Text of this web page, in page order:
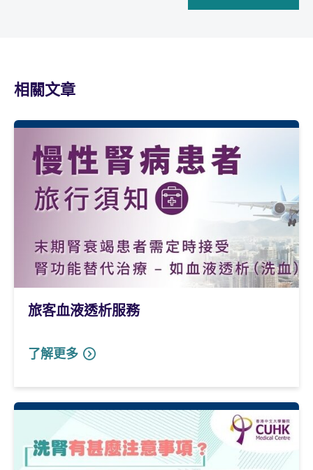
相關文章
旅客血液透析服務
了解更多